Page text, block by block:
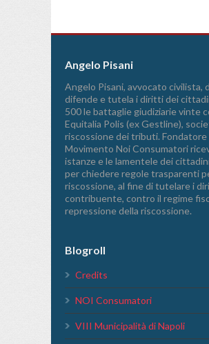
Angelo Pisani
Angelo Pisani, avvocato civilista,
difende e tutela i diritti dei
500 le battaglie giudiziarie vinte
Equitalia Polis (ex Gestline),
riscossione dei tributi. Fondatore
Movimento Noi Consumatori
istanze e le lamentele dei
per chiedere regole trasparenti
riscossione, al fine di tutelare i
contribuente, contro il regime
repressione della riscossione.
Blogroll
Credits
NOI Consumatori
VIII Municipalità di Napoli